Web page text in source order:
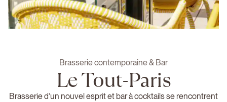
Brasserie contemporaine & Bar
Le Tout-Paris
Brasserie d’un nouvel esprit et bar à cocktails se rencontrent